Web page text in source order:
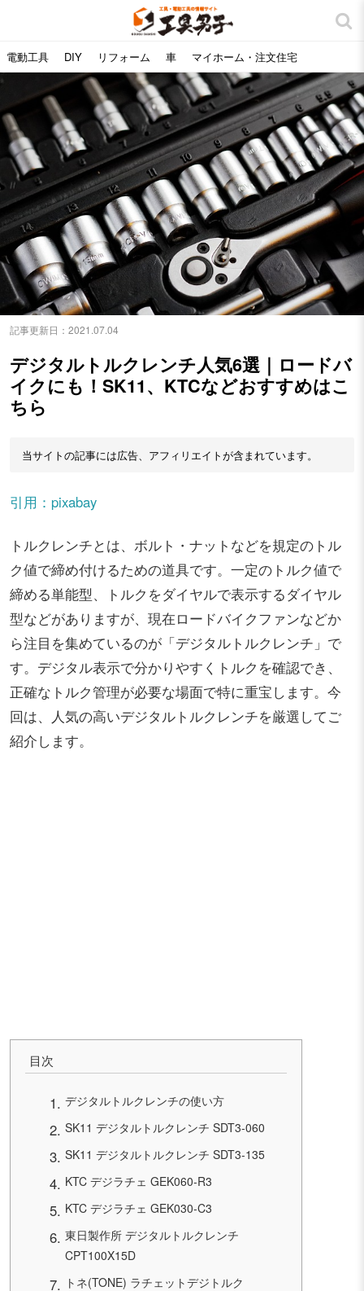
電動工具 DIY リフォーム 車 マイホーム・注文住宅
記事更新日： 2021.07.04
デジタルトルクレンチ人気6選｜ロードバ
イクにも！SK11、KTCなどおすすめはこ
ちら
当サイトの記事には広告、アフィリエイトが含まれています。
引用：pixabay
トルクレンチとは、ボルト・ナットなどを規定のトル
ク値で締め付けるための道具です。一定のトルク値で
締める単能型、トルクをダイヤルで表示するダイヤル
型などがありますが、現在ロードバイクファンなどか
ら注目を集めているのが「デジタルトルクレンチ」で
す。デジタル表示で分かりやすくトルクを確認でき、
正確なトルク管理が必要な場面で特に重宝します。今
回は、人気の高いデジタルトルクレンチを厳選してご
紹介します。
目次
デジタルトルクレンチの使い方
SK11 デジタルトルクレンチ SDT3-060
SK11 デジタルトルクレンチ SDT3-135
KTC デジラチェ GEK060-R3
KTC デジラチェ GEK030-C3
東日製作所 デジタルトルクレンチ
CPT100X15D
トネ(TONE) ラチェットデジトルク